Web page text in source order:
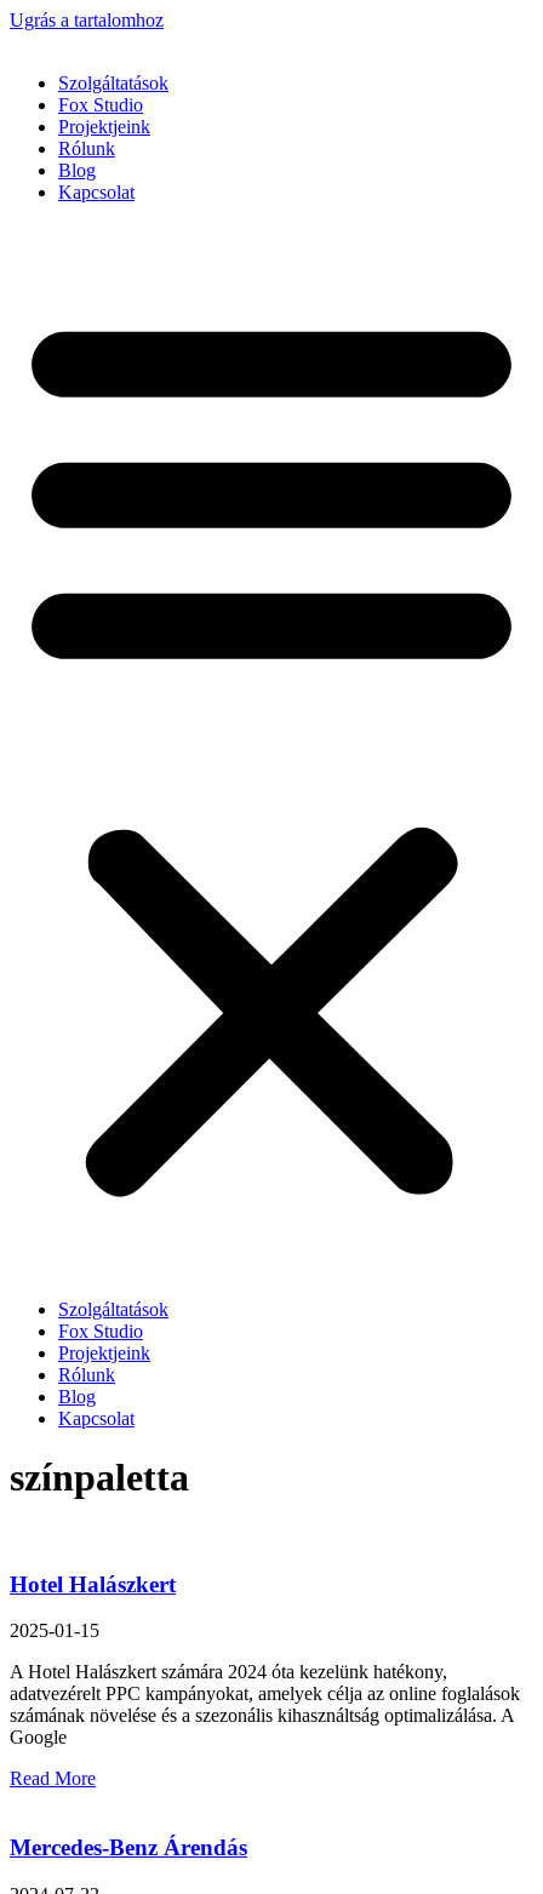
Ugrás a tartalomhoz
Szolgáltatások
Fox Studio
Projektjeink
Rólunk
Blog
Kapcsolat
Szolgáltatások
Fox Studio
Projektjeink
Rólunk
Blog
Kapcsolat
színpaletta
Hotel Halászkert
2025-01-15
A Hotel Halászkert számára 2024 óta kezelünk hatékony,
adatvezérelt PPC kampányokat, amelyek célja az online foglalások
számának növelése és a szezonális kihasználtság optimalizálása. A
Google
Read More
Mercedes-Benz Árendás